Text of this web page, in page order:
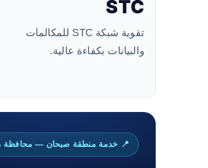
STC
تقوية شبكة STC للمكالمات
والبيانات بكفاءة عالية.
📍 خدمة منطقة صبحان — محافظة